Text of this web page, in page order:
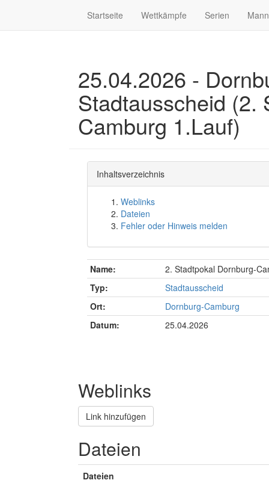
Startseite Wettkämpfe Serien
25.04.2026 -
Stadtausscheid (2.
Camburg 1.Lauf)
Inhaltsverzeichnis
Weblinks
Dateien
Fehler oder Hinweis melden
Name:
2. Stadtpokal Dornburg-
Typ:
Stadtausscheid
Ort:
Dornburg-Camburg
Datum:
25.04.2026
Weblinks
Link hinzufügen
Dateien
Dateien